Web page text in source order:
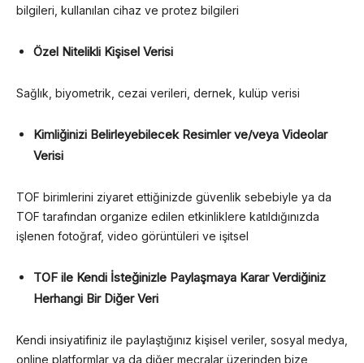
bilgileri, kullanılan cihaz ve protez bilgileri
Özel Nitelikli Kişisel Verisi
Sağlık, biyometrik, cezai verileri, dernek, kulüp verisi
Kimliğinizi Belirleyebilecek Resimler ve/veya Videolar
Verisi
TOF birimlerini ziyaret ettiğinizde güvenlik sebebiyle ya da
TOF tarafından organize edilen etkinliklere katıldığınızda
işlenen fotoğraf, video görüntüleri ve işitsel
TOF ile Kendi İsteğinizle Paylaşmaya Karar Verdiğiniz
Herhangi Bir Diğer Veri
Kendi insiyatifiniz ile paylaştığınız kişisel veriler, sosyal medya,
online platformlar ya da diğer mecralar üzerinden bize